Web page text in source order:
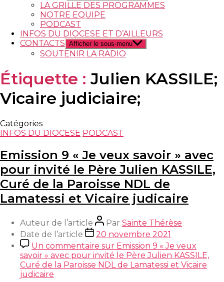
LA GRILLE DES PROGRAMMES
NOTRE EQUIPE
PODCAST
INFOS DU DIOCESE ET D’AILLEURS
CONTACTS Afficher le sous-menu
SOUTENIR LA RADIO
Étiquette : Julien KASSILE;
Vicaire judiciaire;
Catégories
INFOS DU DIOCESE PODCAST
Emission 9 « Je veux savoir » avec
pour invité le Père Julien KASSILE,
Curé de la Paroisse NDL de
Lamatessi et Vicaire judicaire
Auteur de l’article Par Sainte Thérèse
Date de l’article
20 novembre 2021
Un commentaire sur Emission 9 « Je veux
savoir » avec pour invité le Père Julien KASSILE,
Curé de la Paroisse NDL de Lamatessi et Vicaire
judicaire